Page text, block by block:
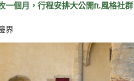
一個月，行程安排大公開ft.風格社群
界